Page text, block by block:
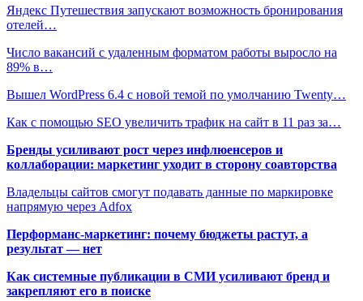
Яндекс Путешествия запускают возможность бронирования
отелей…
Число вакансий с удаленным форматом работы выросло на
89% в…
Вышел WordPress 6.4 с новой темой по умолчанию Twenty…
Как с помощью SEO увеличить трафик на сайт в 11 раз за…
Бренды усиливают рост через инфлюенсеров и
коллаборации: маркетинг уходит в сторону соавторства
Владельцы сайтов смогут подавать данные по маркировке
напрямую через Adfox
Перформанс-маркетинг: почему бюджеты растут, а
результат — нет
Как системные публикации в СМИ усиливают бренд и
закрепляют его в поиске